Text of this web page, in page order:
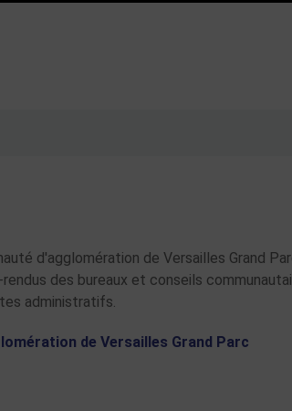
d'agglomération de Versailles Grand
des bureaux et conseils
administratifs.
de Versailles Grand Parc